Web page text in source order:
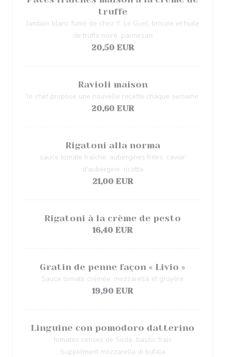
truffe
Jambon blanc fumé de chez Y. Le Guel, brisure et huile
de truffe noire, parmesan
20,50 EUR
Ravioli maison
le chef propose une nouvelle recette chaque semaine
20,60 EUR
Rigatoni alla norma
sauce tomate fraîche, aubergines frites, caviar
d'aubergine, ricotta
21,00 EUR
Rigatoni à la crème de pesto
16,40 EUR
Gratin de penne façon « Livio »
Sauce tomate crémée, mozzarella et gruyère
19,90 EUR
Linguine con pomodoro datterino
tomates cerises de Sicile, basilic frais
Supplément mozzarella di bufala